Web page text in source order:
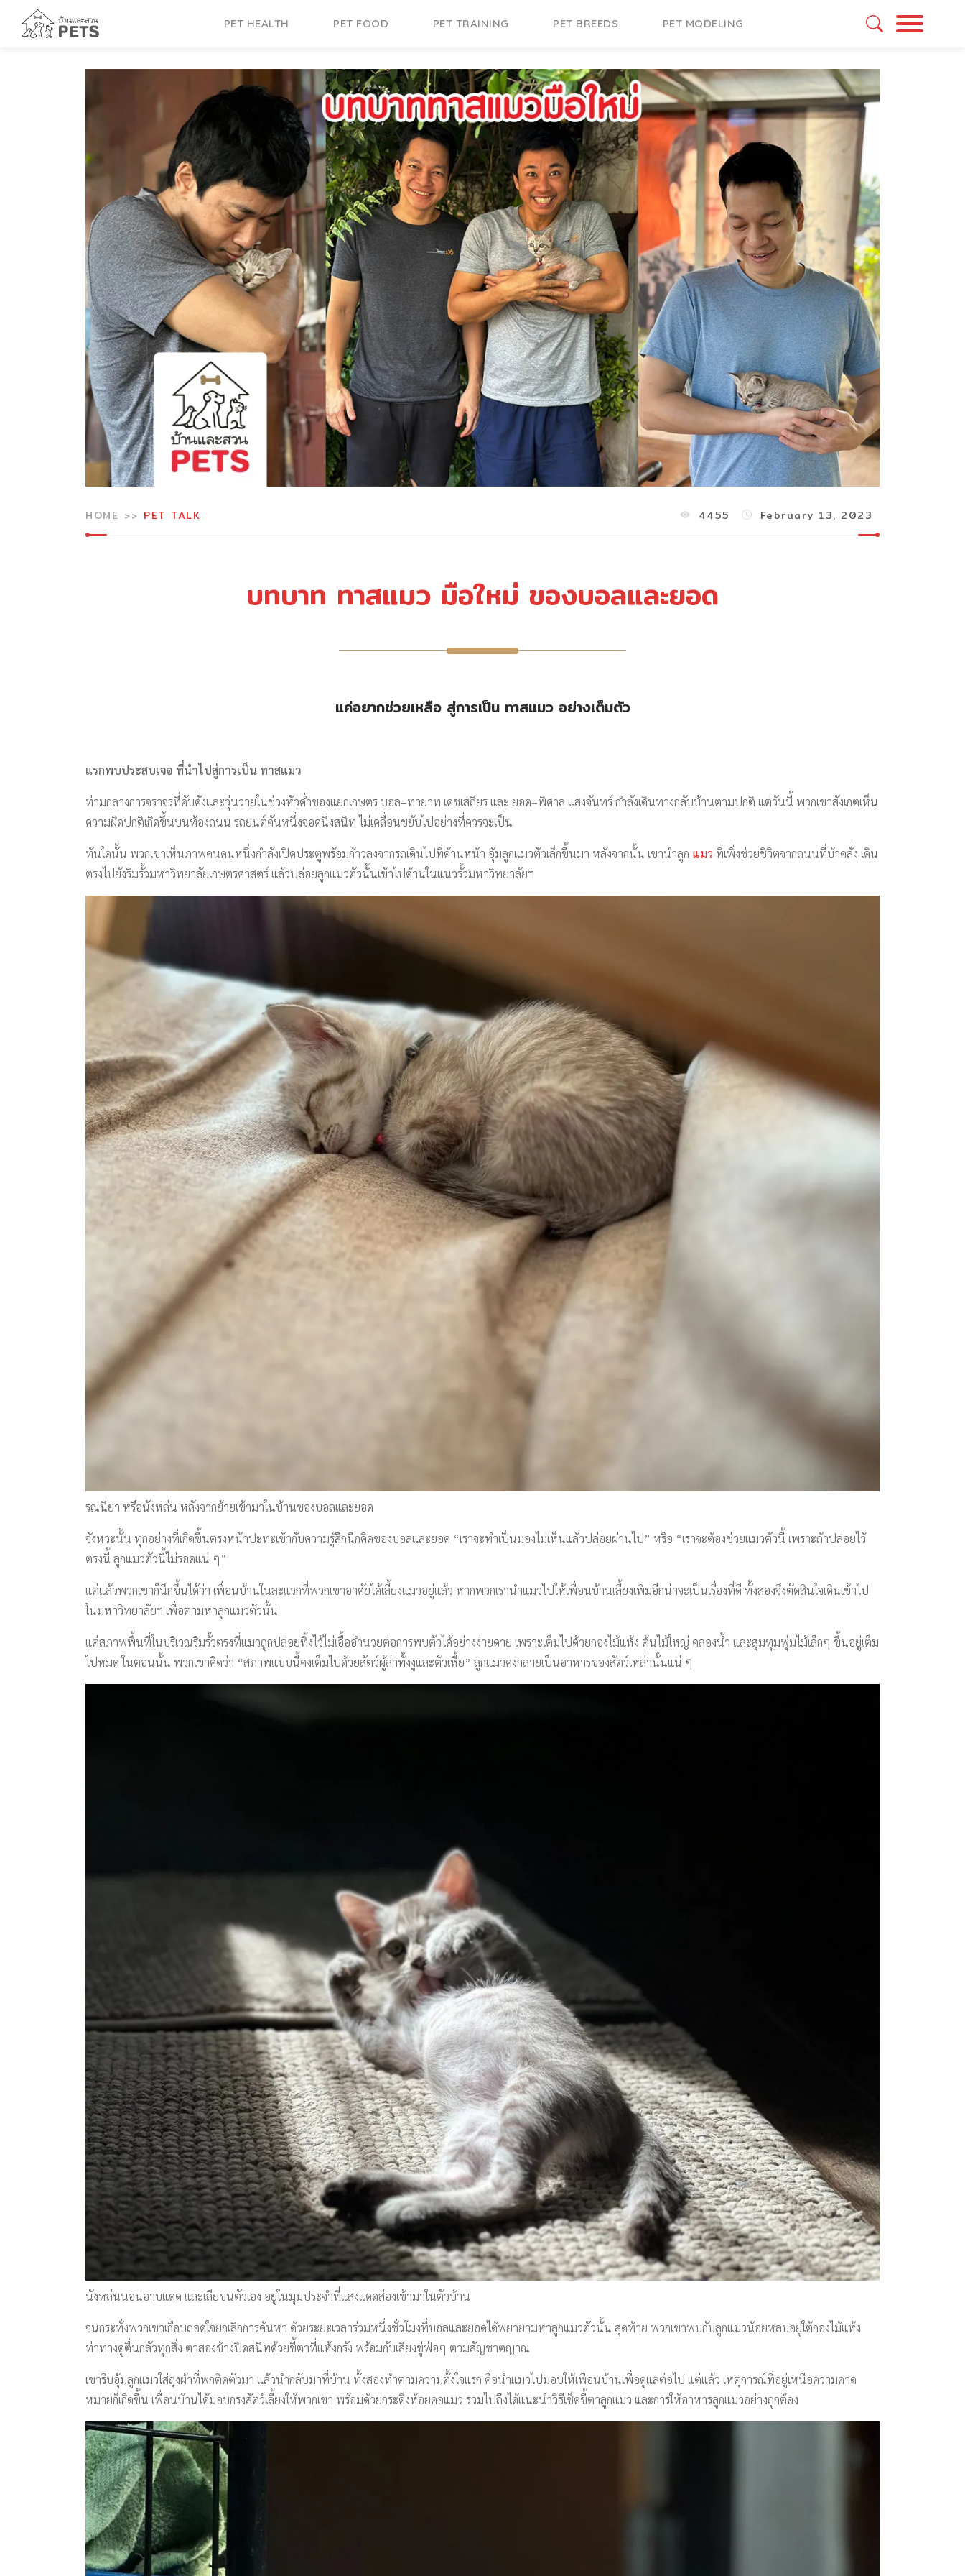
content
PET HEALTH PET FOOD PET TRAINING PET BREEDS PET MODELING
HOME PET TALK 4455 February 13, 2023
บทบาท ทาสแมว มือใหม่ ของบอลและยอด
แค่อยากช่วยเหลือ สู่การเป็น ทาสแมว อย่างเต็มตัว
แรกพบประสบเจอ ที่นำไปสู่การเป็น ทาสแมว
ท่ามกลางการจราจรที่คับคั่งและวุ่นวายในช่วงหัวค่ำของแยกเกษตร บอล–ทายาท เดชเสถียร และ ยอด–พิศาล แสงจันทร์ กำลังเดินทางกลับบ้านตามปกติ แต่วันนี้ พวกเขาสังเกตเห็น
ความผิดปกติเกิดขึ้นบนท้องถนน รถยนต์คันหนึ่งจอดนิ่งสนิท ไม่เคลื่อนขยับไปอย่างที่ควรจะเป็น
ทันใดนั้น พวกเขาเห็นภาพคนคนหนึ่งกำลังเปิดประตูพร้อมก้าวลงจากรถเดินไปที่ด้านหน้า อุ้มลูกแมวตัวเล็กขึ้นมา หลังจากนั้น เขานำลูก แมว ที่เพิ่งช่วยชีวิตจากถนนที่บ้าคลั่ง เดิน
ตรงไปยังริมรั้วมหาวิทยาลัยเกษตรศาสตร์ แล้วปล่อยลูกแมวตัวนั้นเข้าไปด้านในแนวรั้วมหาวิทยาลัยฯ
รณนียา หรือนังหล่น หลังจากย้ายเข้ามาในบ้านของบอลและยอด
จังหวะนั้น ทุกอย่างที่เกิดขึ้นตรงหน้าปะทะเข้ากับความรู้สึกนึกคิดของบอลและยอด “เราจะทำเป็นมองไม่เห็นแล้วปล่อยผ่านไป” หรือ “เราจะต้องช่วยแมวตัวนี้ เพราะถ้าปล่อยไว้
ตรงนี้ ลูกแมวตัวนี้ไม่รอดแน่ ๆ”
แต่แล้วพวกเขาก็นึกขึ้นได้ว่า เพื่อนบ้านในละแวกที่พวกเขาอาศัยได้เลี้ยงแมวอยู่แล้ว หากพวกเรานำแมวไปให้เพื่อนบ้านเลี้ยงเพิ่มอีกน่าจะเป็นเรื่องที่ดี ทั้งสองจึงตัดสินใจเดินเข้าไป
ในมหาวิทยาลัยฯ เพื่อตามหาลูกแมวตัวนั้น
แต่สภาพพื้นที่ในบริเวณริมรั้วตรงที่แมวถูกปล่อยทิ้งไว้ไม่เอื้ออำนวยต่อการพบตัวได้อย่างง่ายดาย เพราะเต็มไปด้วยกองไม้แห้ง ต้นไม้ใหญ่ คลองน้ำ และสุมทุมพุ่มไม้เล็กๆ ขึ้นอยู่เต็ม
ไปหมด ในตอนนั้น พวกเขาคิดว่า “สภาพแบบนี้คงเต็มไปด้วยสัตว์ผู้ล่าทั้งงูและตัวเหี้ย” ลูกแมวคงกลายเป็นอาหารของสัตว์เหล่านั้นแน่ ๆ
นังหล่นนอนอาบแดด และเลียขนตัวเอง อยู่ในมุมประจำที่แสงแดดส่องเข้ามาในตัวบ้าน
จนกระทั่งพวกเขาเกือบถอดใจยกเลิกการค้นหา ด้วยระยะเวลาร่วมหนึ่งชั่วโมงที่บอลและยอดได้พยายามหาลูกแมวตัวนั้น สุดท้าย พวกเขาพบกับลูกแมวน้อยหลบอยู่ใต้กองไม้แห้ง
ท่าทางดูตื่นกลัวทุกสิ่ง ตาสองข้างปิดสนิทด้วยขี้ตาที่แห้งกรัง พร้อมกับเสียงขู่ฟ่อๆ ตามสัญชาตญาณ
เขารีบอุ้มลูกแมวใส่ถุงผ้าที่พกติดตัวมา แล้วนำกลับมาที่บ้าน ทั้งสองทำตามความตั้งใจแรก คือนำแมวไปมอบให้เพื่อนบ้านเพื่อดูแลต่อไป แต่แล้ว เหตุการณ์ที่อยู่เหนือความคาด
หมายก็เกิดขึ้น เพื่อนบ้านได้มอบกรงสัตว์เลี้ยงให้พวกเขา พร้อมด้วยกระดิ่งห้อยคอแมว รวมไปถึงได้แนะนำวิธีเช็ดขี้ตาลูกแมว และการให้อาหารลูกแมวอย่างถูกต้อง